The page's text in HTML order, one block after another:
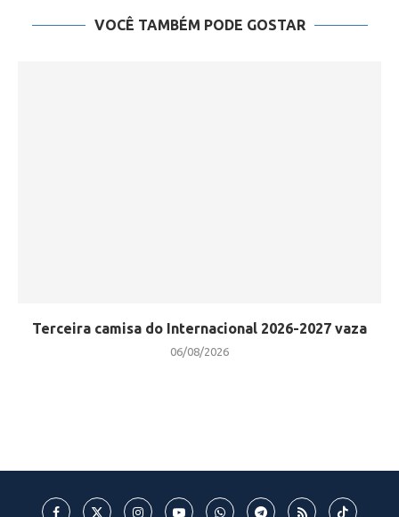
VOCÊ TAMBÉM PODE GOSTAR
Terceira camisa do Internacional 2026-2027 vaza
06/08/2026